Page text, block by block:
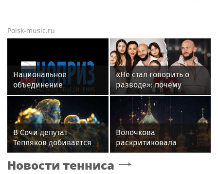
Poisk-music.ru
Национальное
объединение
изыскателей и
проектировщиков
объявляет о приеме
заявок на XI
Международный
профессиональный
лучший проект
«Не стал говорить о
разводе»: почему
Джиган после
расставания
неожиданно сделал
главным своих детей
В Сочи депутат
Тепляков добивается
изменений в Генплан
для нового детсада
Волочкова
раскритиковала
концерт Билана в
Москве за плохую
Новости тенниса